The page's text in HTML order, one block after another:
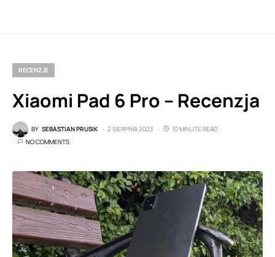
RECENZJE
Xiaomi Pad 6 Pro – Recenzja
BY SEBASTIAN PRUSIK 2 SIERPNIA 2023
10 MINUTE READ
NO COMMENTS